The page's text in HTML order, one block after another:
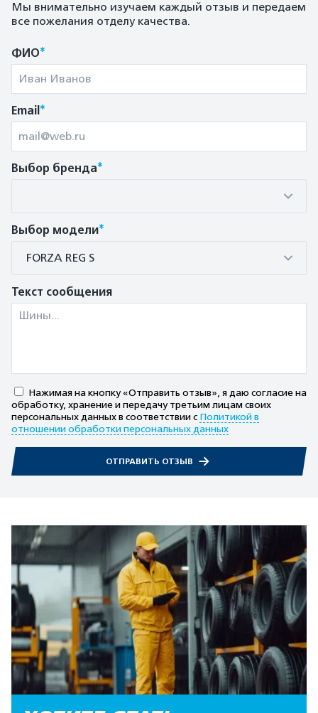
Мы внимательно изучаем каждый отзыв и передаем
все пожелания отделу качества.
ФИО*
Email*
Выбор бренда*
Выбор модели*
FORZA REG S
Текст сообщения
Нажимая на кнопку «Отправить отзыв», я даю согласие на
обработку, хранение и передачу третьим лицам своих
персональных данных в соответствии с Политикой в
отношении обработки персональных данных
ОТПРАВИТЬ ОТЗЫВ